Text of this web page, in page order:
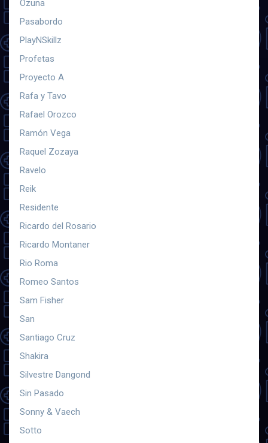
Ozuna
Pasabordo
PlayNSkillz
Profetas
Proyecto A
Rafa y Tavo
Rafael Orozco
Ramón Vega
Raquel Zozaya
Ravelo
Reik
Residente
Ricardo del Rosario
Ricardo Montaner
Rio Roma
Romeo Santos
Sam Fisher
San
Santiago Cruz
Shakira
Silvestre Dangond
Sin Pasado
Sonny & Vaech
Sotto